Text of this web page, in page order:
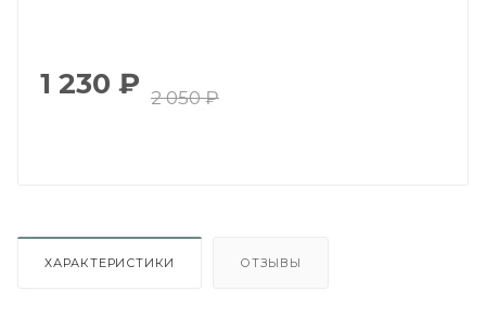
1 230 ₽ 2 050₽
ХАРАКТЕРИСТИКИ ОТЗЫВЫ